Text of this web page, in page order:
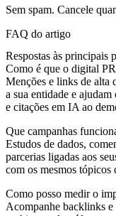
Sem spam. Cancele
FAQ do artigo
Respostas às principais
Como é que o digital
Menções e links de alta
a sua entidade e
e citações em IA ao
Que campanhas
Estudos de dados,
parcerias ligadas aos
com os mesmos tópicos
Como posso medir o
Acompanhe backlinks e